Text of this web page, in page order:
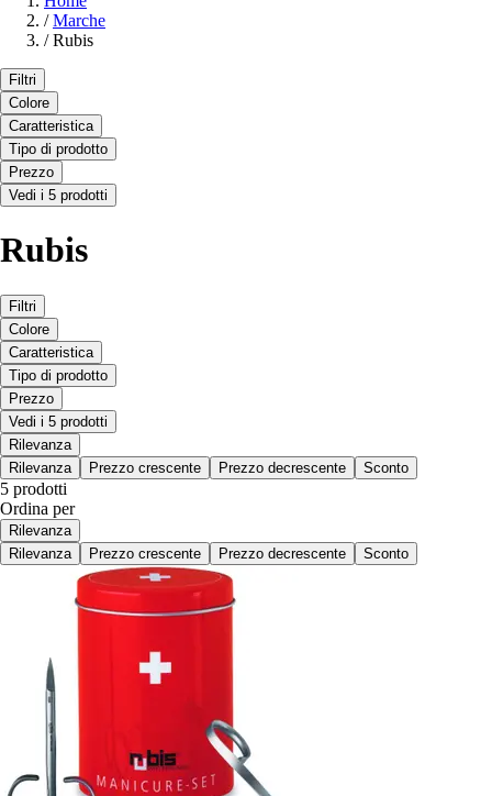
/ Marche
/ Rubis
Filtri
Colore
Caratteristica
Tipo di prodotto
Prezzo
Vedi i 5 prodotti
Rubis
Filtri
Colore
Caratteristica
Tipo di prodotto
Prezzo
Vedi i 5 prodotti
Rilevanza
Rilevanza
Prezzo crescente Prezzo decrescente Sconto
5 prodotti
Ordina per
Rilevanza
Rilevanza
Prezzo crescente Prezzo decrescente Sconto